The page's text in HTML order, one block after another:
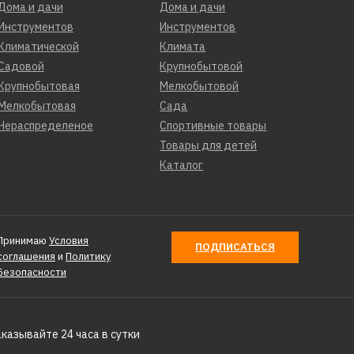
КУПИТЬ
В ПОЖЕЛАНИЯ
Урал
и дачи
Дома и дачи
Инструментов
Климата
Крупнобытовой
Мелкобытовой
Сада
Спортивные товары
Товары для детей
Каталог
Условия
и Политику
ПОДПИСАТЬСЯ
24 часа в сутки